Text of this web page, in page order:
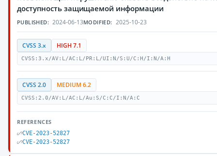
доступность защищаемой информации
PUBLISHED: 2024-06-13MODIFIED: 2025-10-23
CVSS 3.x HIGH 7.1
CVSS:3.x/AV:L/AC:L/PR:L/UI:N/S:U/C:H/I:N/A:H
CVSS 2.0 MEDIUM 6.2
CVSS:2.0/AV:L/AC:L/Au:S/C:C/I:N/A:C
REFERENCES
CVE-2023-52827
CVE-2023-52827